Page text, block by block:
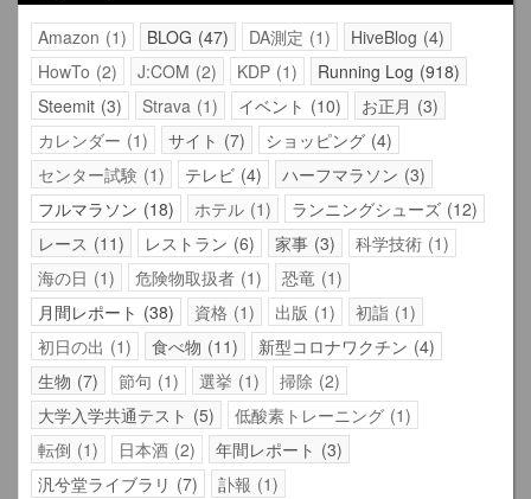
Amazon 1 BLOG 47 DA測定 1 HiveBlog 4
HowTo 2 J:COM 2 KDP 1 Running Log 918
Steemit 3 Strava 1 イベント 10 お正月
3
カレンダー 1 サイト 7 ショッピング 4
センター試験 1 テレビ 4 ハーフマラソン 3
フルマラソン 18 ホテル 1 ランニングシューズ 12
レース
11 レストラン 6 家事 3 科学技術 1
海の日
1 危険物取扱者 1 恐竜 1
月間レポート
38 資格 1 出版 1 初詣 1
初日の出
1 食べ物 11 新型コロナワクチン 4
生物 7 節句 1 選挙 1 掃除 2
大学入学共通テスト
5 低酸素トレーニング 1
転倒 1 日本酒 2 年間レポート
3
汎兮堂ライブラリ
7 訃報 1